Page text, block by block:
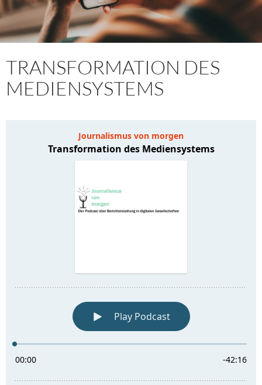
TRANSFORMATION DES
MEDIENSYSTEMS